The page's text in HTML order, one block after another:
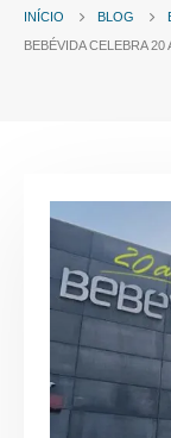
INÍCIO BLOG
BEBÉVIDA CELEBRA